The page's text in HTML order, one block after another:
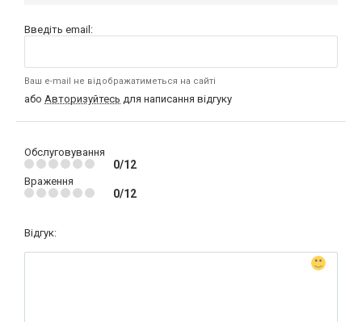
Введіть email:
Ваш e-mail не відображатиметься на сайті
або Авторизуйтесь для написання відгуку
Обслуговування
0/12
Враження
0/12
Відгук: